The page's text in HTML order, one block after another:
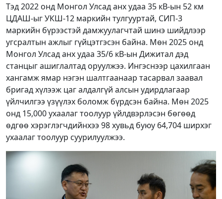
Тэд 2022 онд Монгол Улсад анх удаа 35 кВ-ын 52 км
ЦДАШ-ыг УКШ-12 маркийн тулгууртай, СИП-3
маркийн бүрээстэй дамжуулагчтай шинэ шийдлээр
угсралтын ажлыг гүйцэтгэсэн байна. Мөн 2025 онд
Монгол Улсад анх удаа 35/6 кВ-ын Дижитал дэд
станцыг ашиглалтад оруулжээ. Ингэснээр цахилгаан
хангамж ямар нэгэн шалтгаанаар тасарвал заавал
бригад хүлээж цаг алдалгүй алсын удирдлагаар
үйлчилгээ үзүүлэх боломж бүрдсэн байна. Мөн 2025
онд 15,000 ухаалаг тоолуур үйлдвэрлэсэн бөгөөд
өдгөө хэрэглэгчдийнхээ 98 хувьд буюу 64,704 ширхэг
ухаалаг тоолуур суурилуулжээ.